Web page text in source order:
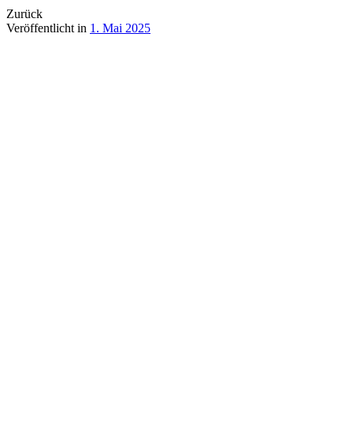
Zurück
Veröffentlicht in 1. Mai 2025